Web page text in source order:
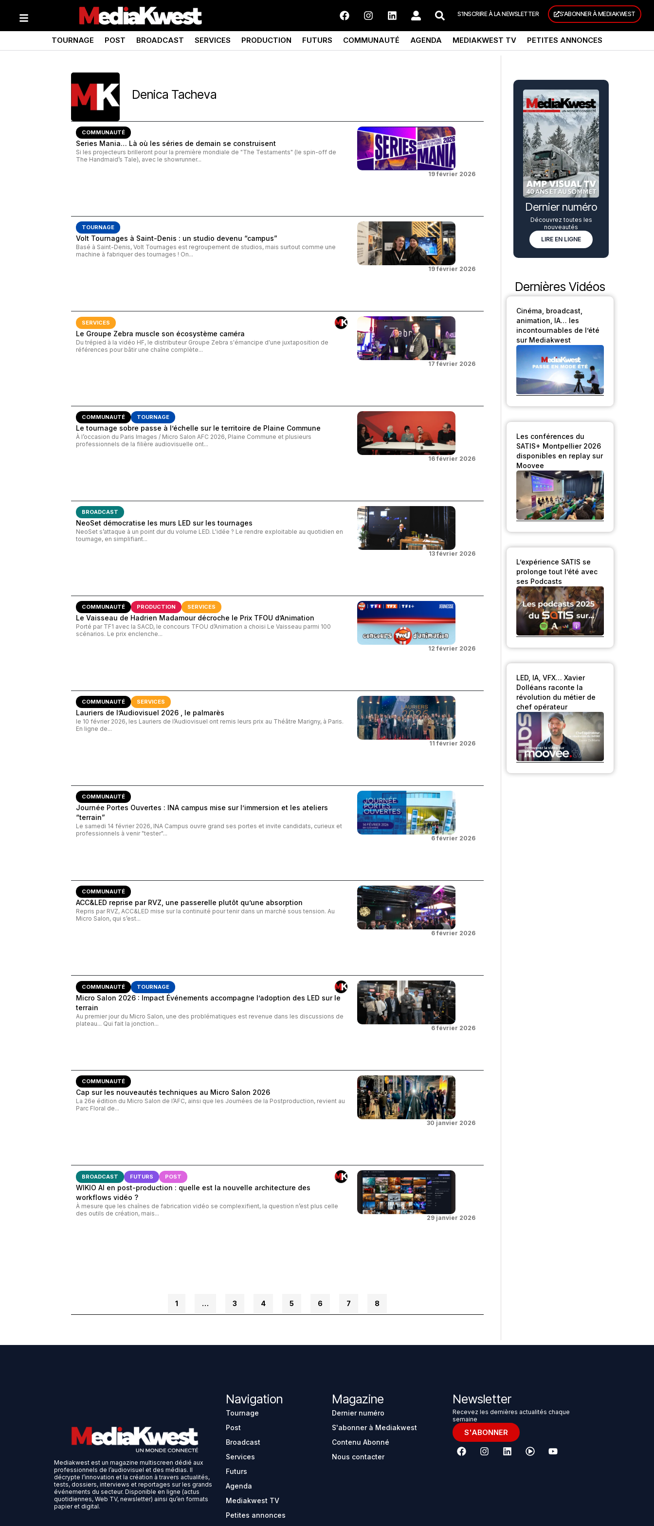
S'INSCRIRE À LA NEWSLETTER S'ABONNER À MEDIAKWEST
TOURNAGE POST BROADCAST SERVICES PRODUCTION FUTURS COMMUNAUTÉ AGENDA MEDIAKWEST TV PETITES ANNONCES
Denica Tacheva
COMMUNAUTÉ
Series Mania… Là où les séries de demain se construisent
Si les projecteurs brilleront pour la première mondiale de "The Testaments" (le spin-off de
The Handmaid’s Tale), avec le showrunner...
19 février 2026
TOURNAGE
Volt Tournages à Saint-Denis : un studio devenu “campus”
Basé à Saint-Denis, Volt Tournages est regroupement de studios, mais surtout comme une
machine à fabriquer des tournages ! On...
19 février 2026
SERVICES
Le Groupe Zebra muscle son écosystème caméra
Du trépied à la vidéo HF, le distributeur Groupe Zebra s'émancipe d'une juxtaposition de
références pour bâtir une chaîne complète...
17 février 2026
COMMUNAUTÉ TOURNAGE
Le tournage sobre passe à l’échelle sur le territoire de Plaine Commune
À l’occasion du Paris Images / Micro Salon AFC 2026, Plaine Commune et plusieurs
professionnels de la filière audiovisuelle ont...
16 février 2026
BROADCAST
NeoSet démocratise les murs LED sur les tournages
NeoSet s’attaque à un point dur du volume LED. L'idée ? Le rendre exploitable au quotidien en
tournage, en simplifiant...
13 février 2026
COMMUNAUTÉ PRODUCTION SERVICES
Le Vaisseau de Hadrien Madamour décroche le Prix TFOU d’Animation
Porté par TF1 avec la SACD, le concours TFOU d’Animation a choisi Le Vaisseau parmi 100
scénarios. Le prix enclenche...
12 février 2026
COMMUNAUTÉ SERVICES
Lauriers de l’Audiovisuel 2026 , le palmarès
le 10 février 2026, les Lauriers de l’Audiovisuel ont remis leurs prix au Théâtre Marigny, à Paris.
En ligne de...
11 février 2026
COMMUNAUTÉ
Journée Portes Ouvertes : INA campus mise sur l’immersion et les ateliers
“terrain”
Le samedi 14 février 2026, INA Campus ouvre grand ses portes et invite candidats, curieux et
professionnels à venir "tester"...
6 février 2026
COMMUNAUTÉ
ACC&LED reprise par RVZ, une passerelle plutôt qu’une absorption
Repris par RVZ, ACC&LED mise sur la continuité pour tenir dans un marché sous tension. Au
Micro Salon, qui s’est...
6 février 2026
COMMUNAUTÉ TOURNAGE
Micro Salon 2026 : Impact Événements accompagne l’adoption des LED sur le
terrain
Au premier jour du Micro Salon, une des problématiques est revenue dans les discussions de
plateau... Qui fait la jonction...
6 février 2026
COMMUNAUTÉ
Cap sur les nouveautés techniques au Micro Salon 2026
La 26e édition du Micro Salon de l’AFC, ainsi que les Journées de la Postproduction, revient au
Parc Floral de...
30 janvier 2026
BROADCAST FUTURS POST
WIKIO AI en post-production : quelle est la nouvelle architecture des
workflows vidéo ?
À mesure que les chaînes de fabrication vidéo se complexifient, la question n’est plus celle
des outils de création, mais...
29 janvier 2026
1 … 3 4 5 6 7 8
Dernier numéro
Découvrez toutes les
nouveautés
LIRE EN LIGNE
Dernières Vidéos
Cinéma, broadcast,
animation, IA… les
incontournables de l’été
sur Mediakwest
Les conférences du
SATIS+ Montpellier 2026
disponibles en replay sur
Moovee
L’expérience SATIS se
prolonge tout l’été avec
ses Podcasts
LED, IA, VFX… Xavier
Dolléans raconte la
révolution du métier de
chef opérateur
Mediakwest est un magazine multiscreen dédié aux
professionnels de l’audiovisuel et des médias. Il
décrypte l’innovation et la création à travers actualités,
tests, dossiers, interviews et reportages sur les grands
événements du secteur. Disponible en ligne (actus
quotidiennes, Web TV, newsletter) ainsi qu’en formats
papier et digital.
Navigation
Tournage
Post
Broadcast
Services
Futurs
Agenda
Mediakwest TV
Petites annonces
Magazine
Dernier numéro
S'abonner à Mediakwest
Contenu Abonné
Nous contacter
Newsletter
Recevez les dernières actualités chaque
semaine
S'ABONNER